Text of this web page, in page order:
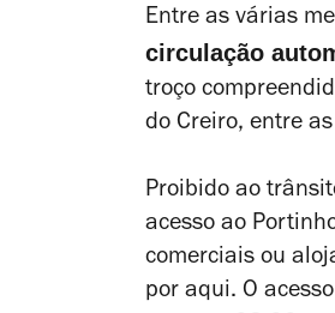
Entre as várias
circulação
troço
do Creiro, entre
Proibido ao
acesso ao
comerciais ou
por aqui. O